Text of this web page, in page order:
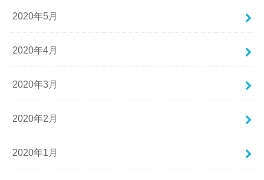
2020年5月
2020年4月
2020年3月
2020年2月
2020年1月